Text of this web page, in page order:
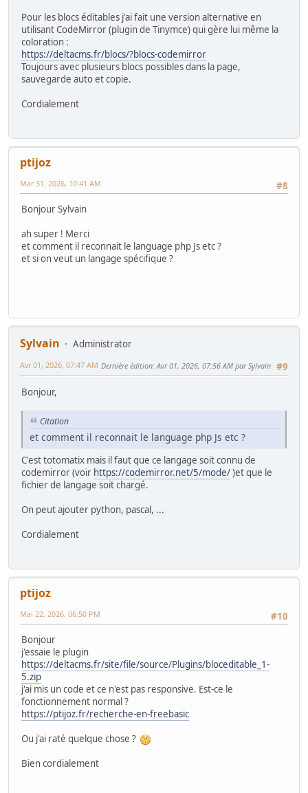
Pour les blocs éditables j'ai fait une version alternative en
utilisant CodeMirror (plugin de Tinymce) qui gère lui même la
coloration :
https://deltacms.fr/blocs/?blocs-codemirror
Toujours avec plusieurs blocs possibles dans la page,
sauvegarde auto et copie.
Cordialement
ptijoz
#8
Mar 31, 2026, 10:41 AM
Bonjour Sylvain
ah super ! Merci
et comment il reconnait le language php Js etc ?
et si on veut un langage spécifique ?
Sylvain
Administrator
#9
Avr 01, 2026, 07:47 AM Dernière édition: Avr 01, 2026, 07:56 AM par Sylvain
Bonjour,
Citation
et comment il reconnait le language php Js etc ?
C'est totomatix mais il faut que ce langage soit connu de
codemirror (voir https://codemirror.net/5/mode/)et que le
fichier de langage soit chargé.
On peut ajouter python, pascal, ...
Cordialement
ptijoz
#10
Mai 22, 2026, 06:50 PM
Bonjour
j'essaie le plugin
https://deltacms.fr/site/file/source/Plugins/bloceditable_1-
5.zip
j'ai mis un code et ce n'est pas responsive. Est-ce le
fonctionnement normal ?
https://ptijoz.fr/recherche-en-freebasic
Ou j'ai raté quelque chose ?
Bien cordialement